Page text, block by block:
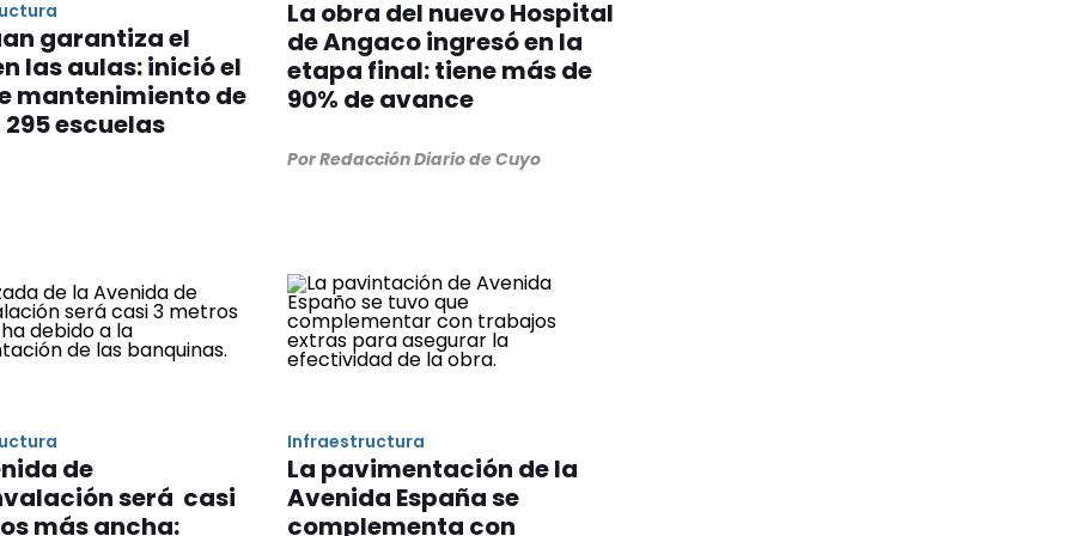
garantiza el
las aulas: inició el
mantenimiento de
295 escuelas
La obra del nuevo Hospital
de Angaco ingresó en la
etapa final: tiene más de
90% de avance
Por Redacción Diario de Cuyo
de
será casi
más ancha:
Infraestructura
La pavimentación de la
Avenida España se
complementa con